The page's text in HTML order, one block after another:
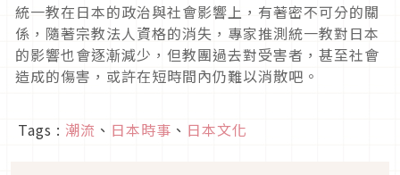
統一教在日本的政治與社會影響上，有著密不可分的關
係，隨著宗教法人資格的消失，專家推測統一教對日本
的影響也會逐漸減少，但教團過去對受害者，甚至社會
造成的傷害，或許在短時間內仍難以消散吧。
Tags : 潮流 、 日本時事 、 日本文化